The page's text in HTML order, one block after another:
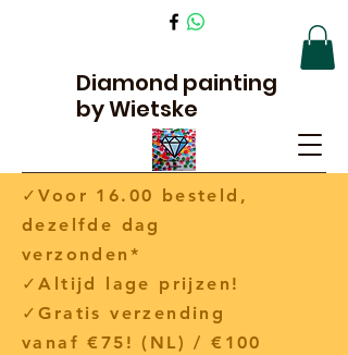
Diamond painting
by Wietske
✓Voor 16.00 besteld,
dezelfde dag
verzonden*
✓Altijd lage prijzen!
✓Gratis verzending
vanaf €75! (NL) / €100